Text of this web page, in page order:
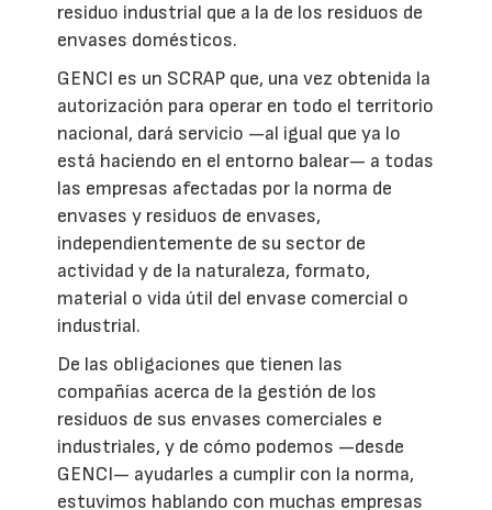
residuo industrial que a la de los residuos de
envases domésticos.
GENCI es un SCRAP que, una vez obtenida la
autorización para operar en todo el territorio
nacional, dará servicio —al igual que ya lo
está haciendo en el entorno balear— a todas
las empresas afectadas por la norma de
envases y residuos de envases,
independientemente de su sector de
actividad y de la naturaleza, formato,
material o vida útil del envase comercial o
industrial.
De las obligaciones que tienen las
compañías acerca de la gestión de los
residuos de sus envases comerciales e
industriales, y de cómo podemos —desde
GENCI— ayudarles a cumplir con la norma,
estuvimos hablando con muchas empresas